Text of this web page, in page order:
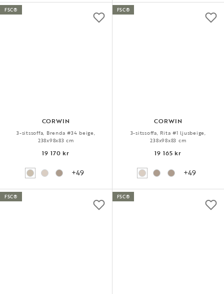
CORWIN
3-sitssoffa, Brenda #34 beige,
238x98x83 cm
19 170 kr
+49
FSC®
CORWIN
3-sitssoffa, Rita #1 ljusbeige,
238x98x83 cm
19 165 kr
+49
FSC®
FSC® FSC®